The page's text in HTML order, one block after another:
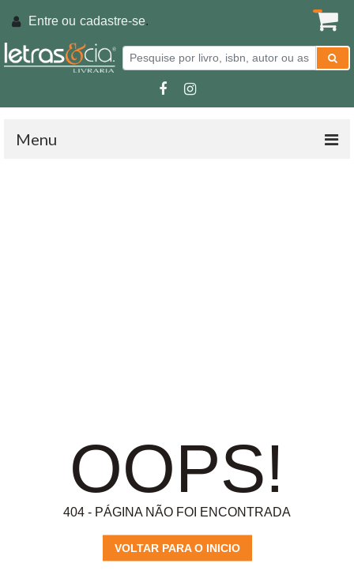
Entre ou cadastre-se.
Menu
OOPS!
404 - PÁGINA NÃO FOI ENCONTRADA
VOLTAR PARA O INICIO